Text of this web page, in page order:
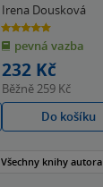
Irena Dousková
5.0
z
5
hvězdiček
pevná vazba
232 Kč
Běžně259 Kč
Do košíku
Všechny knihy autora